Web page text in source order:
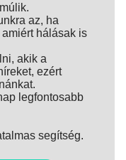
az, ha
hálásak is
akik a
ezért
legfontosabb
segítség.